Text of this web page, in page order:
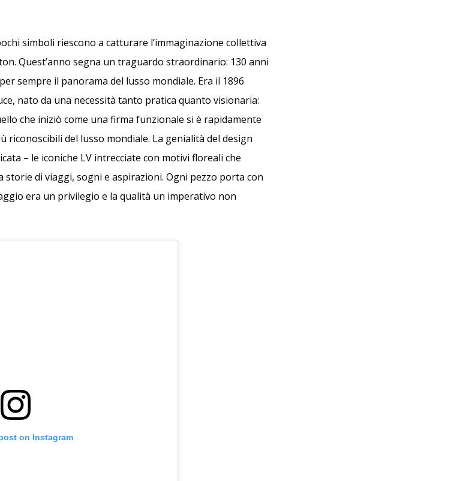
simboli riescono a catturare l’immaginazione collettiva
Quest’anno segna un traguardo straordinario: 130 anni
sempre il panorama del lusso mondiale. Era il 1896
nato da una necessità tanto pratica quanto visionaria:
che iniziò come una firma funzionale si è rapidamente
del lusso mondiale. La genialità del design
– le iconiche LV intrecciate con motivi floreali che
storie di viaggi, sogni e aspirazioni. Ogni pezzo porta con
era un privilegio e la qualità un imperativo non
on Instagram